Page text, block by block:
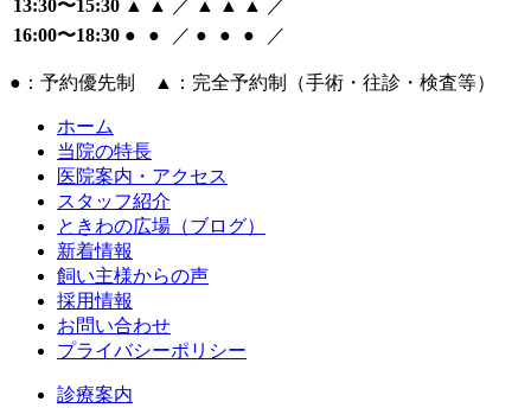
13:30〜15:30 ▲ ▲ ／ ▲ ▲ ▲
／
16:00〜18:30 ● ● ／ ● ● ● ／
●：予約優先制 ▲：完全予約制（手術・往診・検査等）
ホーム
当院の特長
医院案内・アクセス
スタッフ紹介
ときわの広場（ブログ）
新着情報
飼い主様からの声
採用情報
お問い合わせ
プライバシーポリシー
診療案内